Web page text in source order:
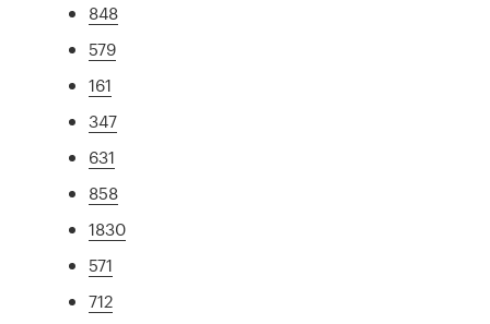
848
579
161
347
631
858
1830
571
712